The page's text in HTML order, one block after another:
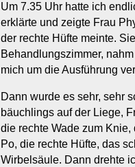
Um 7.35 Uhr hatte ich
erklärte und zeigte Frau
der rechte Hüfte meinte.
Behandlungszimmer,
mich um die Ausführung
Dann wurde es sehr, sehr
bäuchlings auf der Liege,
die rechte Wade zum
Po, die rechte Hüfte, das
Wirbelsäule. Dann drehte